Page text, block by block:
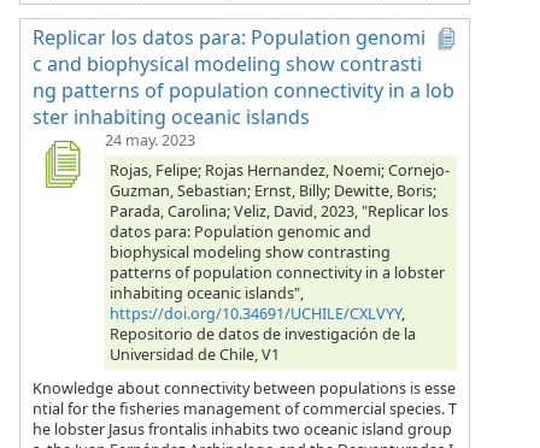
Replicar los datos para: Population genomi
c and biophysical modeling show contrasti
ng patterns of population connectivity in a lob
ster inhabiting oceanic islands
24 may. 2023
Rojas, Felipe; Rojas Hernandez, Noemi; Cornejo-
Guzman, Sebastian; Ernst, Billy; Dewitte, Boris;
Parada, Carolina; Veliz, David, 2023, "Replicar los
datos para: Population genomic and
biophysical modeling show contrasting
patterns of population connectivity in a lobster
inhabiting oceanic islands",
https://doi.org/10.34691/UCHILE/CXLVYY,
Repositorio de datos de investigación de la
Universidad de Chile, V1
Knowledge about connectivity between populations is esse
ntial for the fisheries management of commercial species. T
he lobster Jasus frontalis inhabits two oceanic island group